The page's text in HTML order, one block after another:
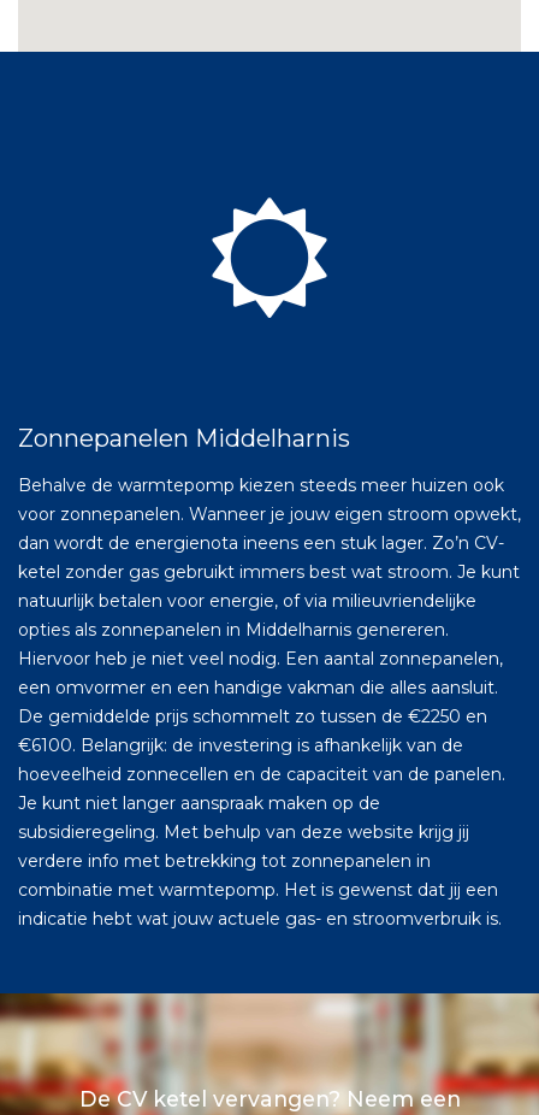
Zonnepanelen Middelharnis
Behalve de warmtepomp kiezen steeds meer huizen ook
voor zonnepanelen. Wanneer je jouw eigen stroom opwekt,
dan wordt de energienota ineens een stuk lager. Zo’n CV-
ketel zonder gas gebruikt immers best wat stroom. Je kunt
natuurlijk betalen voor energie, of via milieuvriendelijke
opties als zonnepanelen in Middelharnis genereren.
Hiervoor heb je niet veel nodig. Een aantal zonnepanelen,
een omvormer en een handige vakman die alles aansluit.
De gemiddelde prijs schommelt zo tussen de €2250 en
€6100. Belangrijk: de investering is afhankelijk van de
hoeveelheid zonnecellen en de capaciteit van de panelen.
Je kunt niet langer aanspraak maken op de
subsidieregeling. Met behulp van deze website krijg jij
verdere info met betrekking tot zonnepanelen in
combinatie met warmtepomp. Het is gewenst dat jij een
indicatie hebt wat jouw actuele gas- en stroomverbruik is.
De CV ketel vervangen? Neem een